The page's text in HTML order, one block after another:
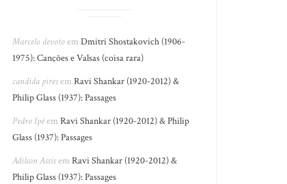
Marcelo devotoemDmitri Shostakovich (1906-
1975): Canções e Valsas (coisa rara)
candida piresemRavi Shankar (1920-2012) &
Philip Glass (1937): Passages
Pedro IpêemRavi Shankar (1920-2012) & Philip
Glass (1937): Passages
Adilson AssisemRavi Shankar (1920-2012) &
Philip Glass (1937): Passages